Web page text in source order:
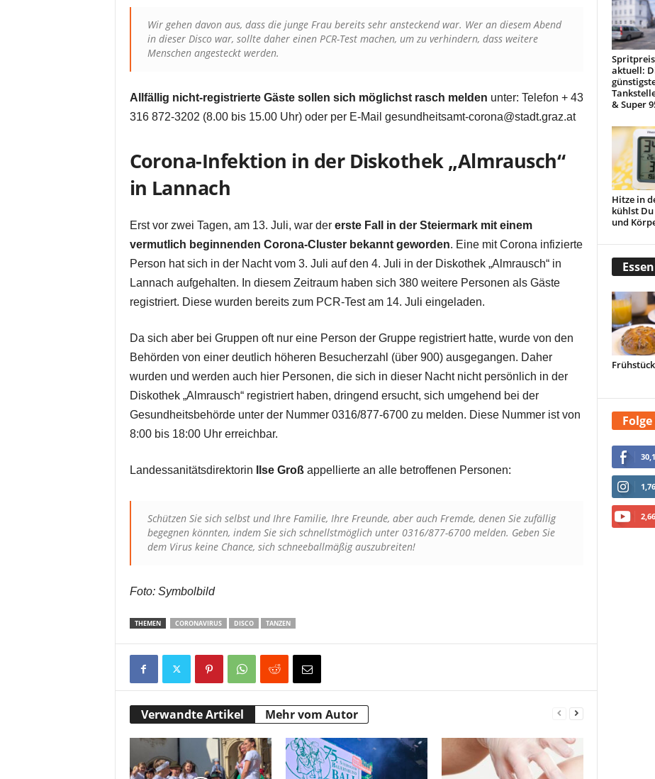
Wir gehen davon aus, dass die junge Frau bereits sehr ansteckend war. Wer an diesem Abend
in dieser Disco war, sollte daher einen PCR-Test machen, um zu verhindern, dass weitere
Menschen angesteckt werden.
Allfällig nicht-registrierte Gäste sollen sich möglichst rasch melden unter: Telefon + 43
316 872-3202 (8.00 bis 15.00 Uhr) oder per E-Mail gesundheitsamt-corona@stadt.graz.at
Corona-Infektion in der Diskothek „Almrausch“
in Lannach
Erst vor zwei Tagen, am 13. Juli, war der erste Fall in der Steiermark mit einem
vermutlich beginnenden Corona-Cluster bekannt geworden. Eine mit Corona infizierte
Person hat sich in der Nacht vom 3. Juli auf den 4. Juli in der Diskothek „Almrausch“ in
Lannach aufgehalten. In diesem Zeitraum haben sich 380 weitere Personen als Gäste
registriert. Diese wurden bereits zum PCR-Test am 14. Juli eingeladen.
Da sich aber bei Gruppen oft nur eine Person der Gruppe registriert hatte, wurde von den
Behörden von einer deutlich höheren Besucherzahl (über 900) ausgegangen. Daher
wurden und werden auch hier Personen, die sich in dieser Nacht nicht persönlich in der
Diskothek „Almrausch“ registriert haben, dringend ersucht, sich umgehend bei der
Gesundheitsbehörde unter der Nummer 0316/877-6700 zu melden. Diese Nummer ist von
8:00 bis 18:00 Uhr erreichbar.
Landessanitätsdirektorin Ilse Großappellierte an alle betroffenen Personen:
Schützen Sie sich selbst und Ihre Familie, Ihre Freunde, aber auch Fremde, denen Sie zufällig
begegnen könnten, indem Sie sich schnellstmöglich unter 0316/877-6700 melden. Geben Sie
dem Virus keine Chance, sich schneeballmäßig auszubreiten!
Foto: Symbolbild
THEMEN CORONAVIRUS DISCO TANZEN
Verwandte Artikel Mehr vom Autor
aktuell:
& Super
Hitze in
kühlst
und